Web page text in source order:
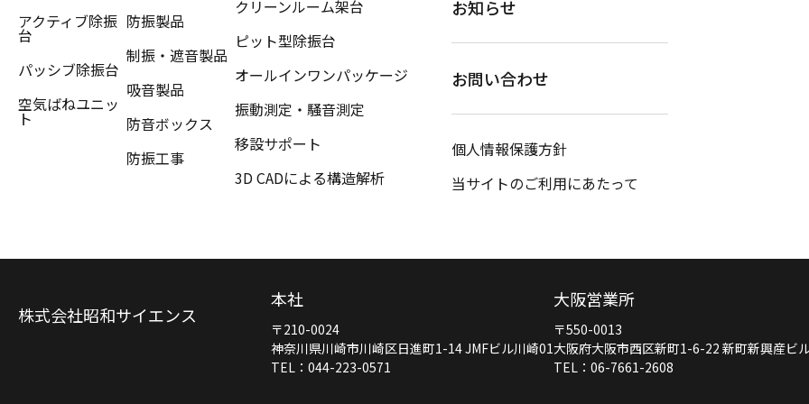
アクティブ除振
台
パッシブ除振台
空気ばねユニッ
ト
防振製品
制振・遮音製品
吸音製品
防音ボックス
防振工事
クリーンルーム架台
ピット型除振台
オールインワンパッケージ
振動測定・騒音測定
移設サポート
3D CADによる構造解析
お知らせ
お問い合わせ
個人情報保護方針
当サイトのご利用にあたって
株式会社昭和サイエンス
本社
〒210-0024
神奈川県川崎市川崎区日進町1-14 JMFビル川崎01
TEL：044-223-0571
大阪営業所
〒550-0013
大阪府大阪市西区新町1-6-22 新町新興産ビ
TEL：06-7661-2608